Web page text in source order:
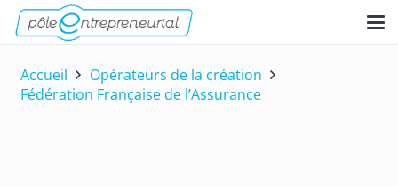
Accueil
Opérateurs de la création
Fédération Française de l’Assurance